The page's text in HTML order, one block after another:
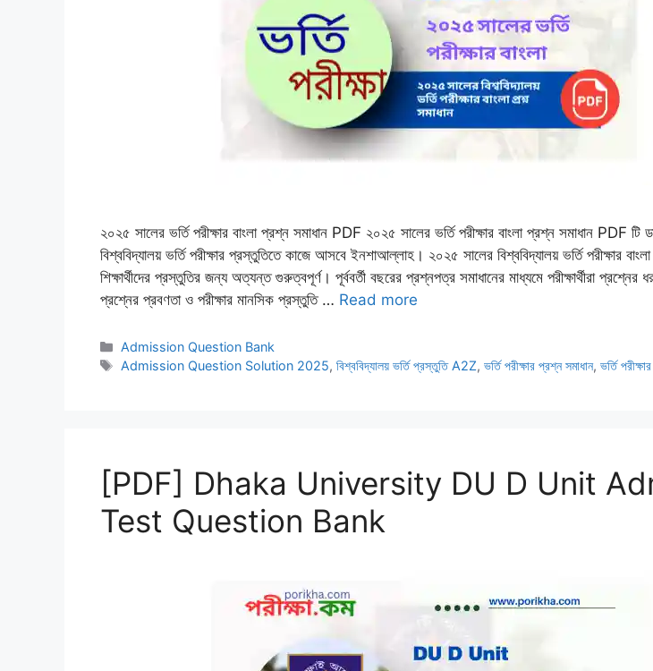
২০২৫ সালের ভর্তি পরীক্ষার বাংলা প্রশ্ন সমাধান PDF ২০২৫ সালের ভর্তি পরীক্ষার বাংলা প্রশ্ন সমাধান PDF টি
বিশ্ববিদ্যালয় ভর্তি পরীক্ষার প্রস্তুতিতে কাজে আসবে ইনশাআল্লাহ। ২০২৫ সালের বিশ্ববিদ্যালয় ভর্তি পরীক্ষার
শিক্ষার্থীদের প্রস্তুতির জন্য অত্যন্ত গুরুত্বপূর্ণ। পূর্ববর্তী বছরের প্রশ্নপত্র সমাধানের মাধ্যমে পরীক্ষার্থীরা প্রশ্নের
প্রশ্নের প্রবণতা ও পরীক্ষার মানসিক প্রস্তুতি … Read more
Categories
Admission Question Bank
Tags
Admission Question Solution 2025,বিশ্ববিদ্যালয় ভর্তি প্রস্তুতি A2Z,ভর্তি পরীক্ষার প্রশ্ন সমাধান,ভর্তি
[PDF] Dhaka University DU D Unit
Test Question Bank